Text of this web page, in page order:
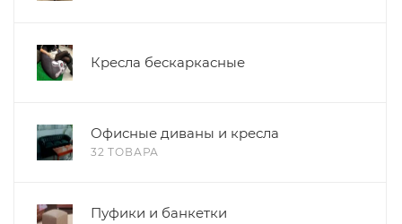
Кресла бескаркасные
Офисные диваны и кресла
32 ТОВАРА
Пуфики и банкетки